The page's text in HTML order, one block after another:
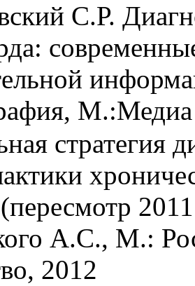
С.Р.
М.:Медиа
стратегия
А.С., М.:
2012